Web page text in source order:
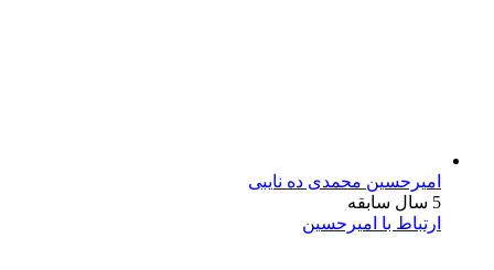
امیرحسین محمدی ده نایبی
5 سال سابقه
ارتباط با امیرحسین